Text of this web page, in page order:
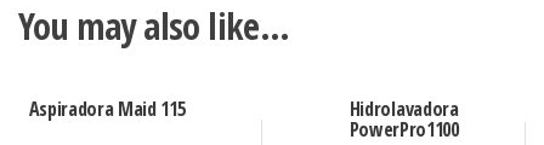
You may also like…
Aspiradora Maid 115 Hidrolavadora
PowerPro1100